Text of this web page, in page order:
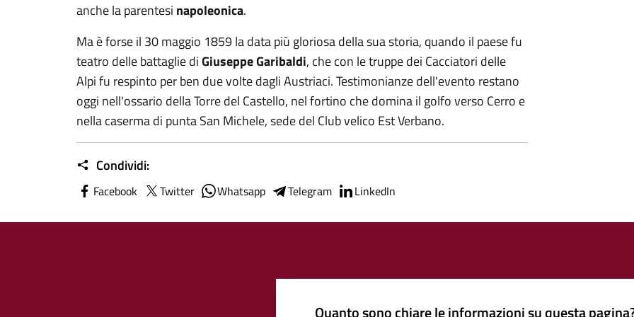
anche la parentesi napoleonica.
Ma è forse il 30 maggio 1859 la data più gloriosa della sua storia, quando il paese fu
teatro delle battaglie diGiuseppe Garibaldi, che con le truppe dei Cacciatori delle
Alpi fu respinto per ben due volte dagli Austriaci. Testimonianze dell'evento restano
oggi nell'ossario della Torre del Castello, nel fortino che domina il golfo verso Cerro e
nella caserma di punta San Michele, sede del Club velico Est Verbano.
Condividi:
Facebook Twitter Whatsapp Telegram LinkedIn
Quanto sono chiare le informazioni su questa